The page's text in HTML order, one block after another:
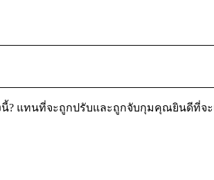
? แทนที่จะถูกปรับและถูกจับกุมคุณยินดีที่จ